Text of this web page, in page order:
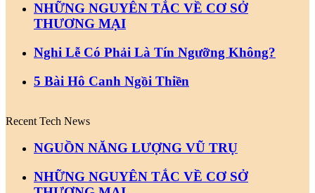
NHỮNG NGUYÊN TẮC VỀ CƠ SỞ
THƯƠNG MẠI
Nghi Lễ Có Phải Là Tín Ngưỡng Không?
5 Bài Hô Canh Ngồi Thiền
Recent Tech News
NGUỒN NĂNG LƯỢNG VŨ TRỤ
NHỮNG NGUYÊN TẮC VỀ CƠ SỞ